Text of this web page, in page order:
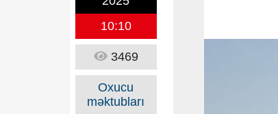
10:10
3469
Oxucu
məktubları